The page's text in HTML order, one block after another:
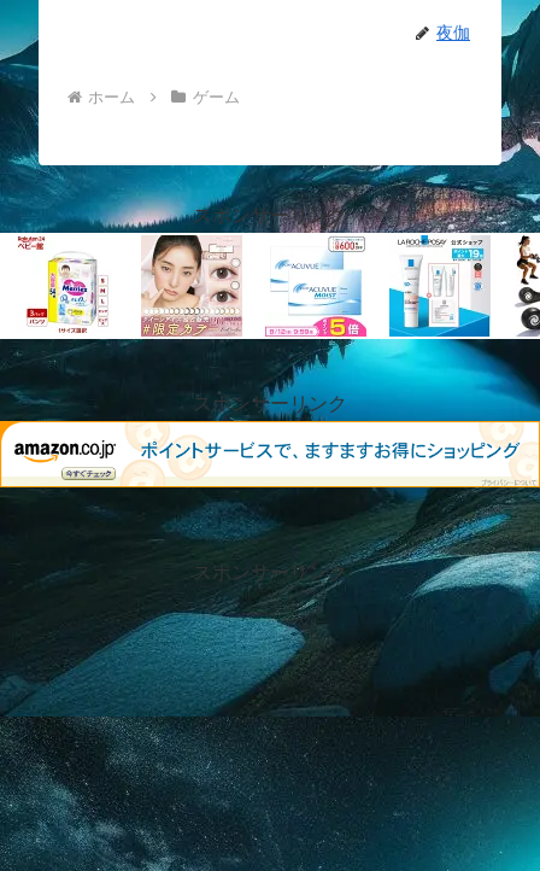
夜伽
ホーム ゲーム
スポンサーリンク
スポンサーリンク
スポンサーリンク